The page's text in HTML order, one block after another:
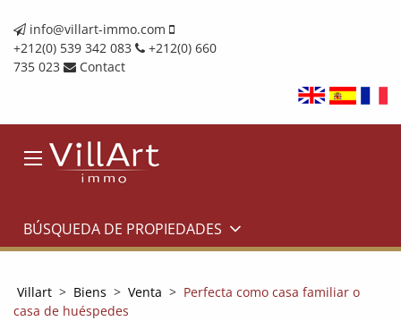
info@villart-immo.com
+212(0) 539 342 083
+212(0) 660
735 023
Contact
BÚSQUEDA DE PROPIEDADES
Villart > Biens > Venta > Perfecta como casa familiar o
casa de huéspedes